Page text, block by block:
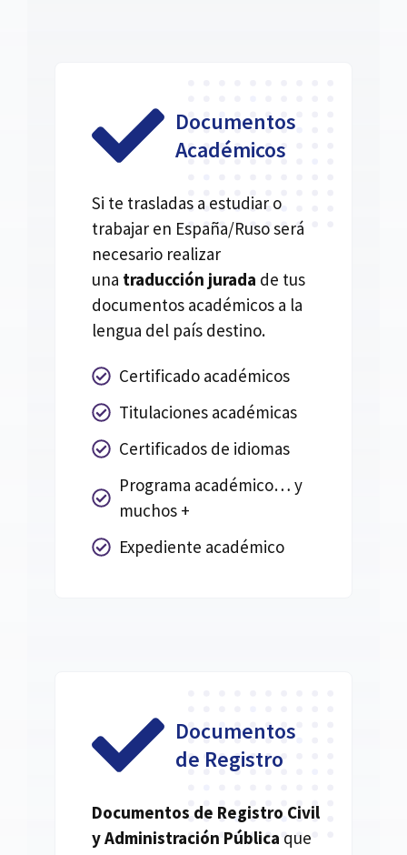
Documentos
Académicos
Si te trasladas a estudiar o
trabajar en España/Ruso será
necesario realizar
una traducción jurada de tus
documentos académicos a la
lengua del país destino.
Certificado académicos
Titulaciones académicas
Certificados de idiomas
Programa académico… y
muchos +
Expediente académico
Documentos
de Registro
Documentos de Registro Civil
y Administración Pública que